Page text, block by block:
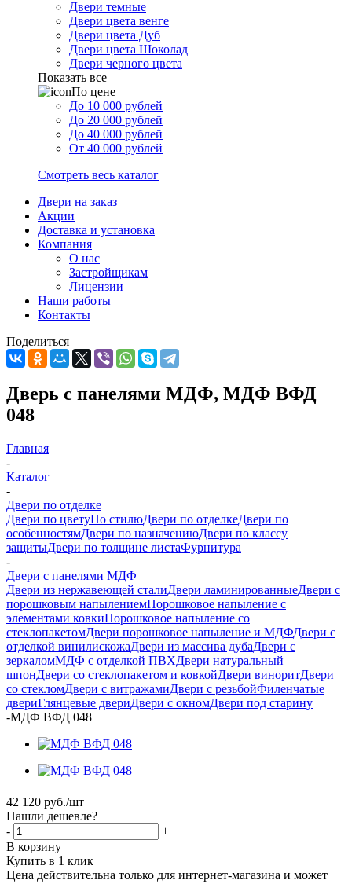
Двери темные
Двери цвета венге
Двери цвета Дуб
Двери цвета Шоколад
Двери черного цвета
Показать все
По цене
До 10 000 рублей
До 20 000 рублей
До 40 000 рублей
От 40 000 рублей
Смотреть весь каталог
Двери на заказ
Акции
Доставка и установка
Компания
О нас
Застройщикам
Лицензии
Наши работы
Контакты
Поделиться
Дверь с панелями МДФ, МДФ ВФД
048
Главная
-
Каталог
-
Двери по отделке
Двери по цветуПо стилюДвери по отделкеДвери по
особенностямДвери по назначениюДвери по классу
защитыДвери по толщине листаФурнитура
-
Двери с панелями МДФ
Двери из нержавеющей сталиДвери ламинированныеДвери с
порошковым напылениемПорошковое напыление с
элементами ковкиПорошковое напыление со
стеклопакетомДвери порошковое напыление и МДФДвери с
отделкой винилискожаДвери из массива дубаДвери с
зеркаломМДФ с отделкой ПВХДвери натуральный
шпонДвери со стеклопакетом и ковкойДвери виноритДвери
со стекломДвери с витражамиДвери с резьбойФиленчатые
двериГлянцевые двериДвери с окномДвери под старину
-МДФ ВФД 048
42 120 руб./шт
Нашли дешевле?
-
+
В корзину
Купить в 1 клик
Цена действительна только для интернет-магазина и может